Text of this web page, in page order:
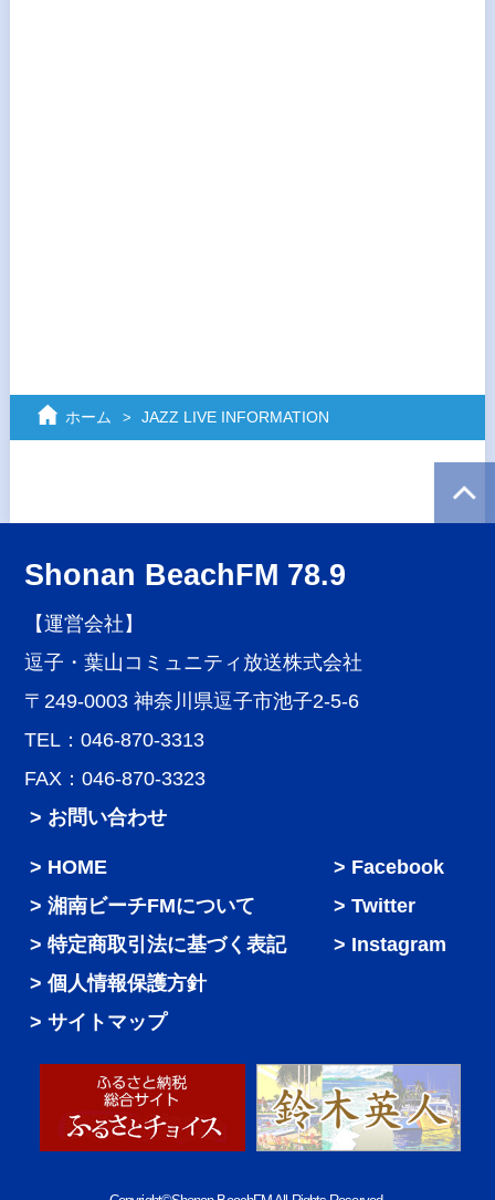
ホーム JAZZ LIVE INFORMATION
Shonan BeachFM 78.9
【運営会社】
逗子・葉山コミュニティ放送株式会社
〒249-0003 神奈川県逗子市池子2-5-6
TEL：046-870-3313
FAX：046-870-3323
> お問い合わせ
HOME
湘南ビーチFMについて
特定商取引法に基づく表記
個人情報保護方針
サイトマップ
Facebook
Twitter
Instagram